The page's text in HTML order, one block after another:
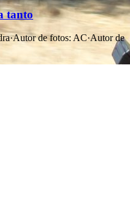
tanto
·Autor de fotos: AC·Autor de